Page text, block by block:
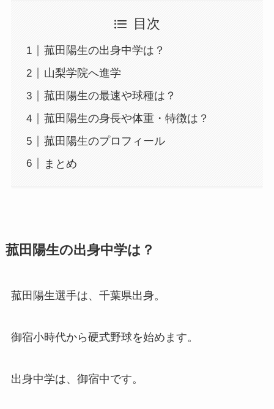
目次
菰田陽生の出身中学は？
山梨学院へ進学
菰田陽生の最速や球種は？
菰田陽生の身長や体重・特徴は？
菰田陽生のプロフィール
まとめ
菰田陽生の出身中学は？
菰田陽生選手は、千葉県出身。
御宿小時代から硬式野球を始めます。
出身中学は、御宿中です。